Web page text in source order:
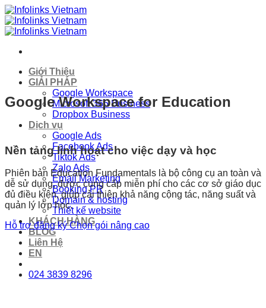
Skip
to
content
Giới Thiệu
GIẢI PHÁP
Google Workspace
Microsoft 365 Business
Dropbox Business
Dịch vụ
Google Ads
Facebook Ads
Tiktok Ads
Zalo Ads
Email Marketing
Booking PR
Domain & hosting
Thiết kế website
KHÁCH HÀNG
BLOG
Liên Hệ
EN
024 3839 8296
Google Workspace for Education
Nền tảng linh hoạt cho việc dạy và học
Phiên bản Education Fundamentals là bộ công cụ an toàn và
dễ sử dụng, được cung cấp miễn phí cho các cơ sở giáo dục
đủ điều kiện, giúp cải thiện khả năng cộng tác, năng suất và
quản lý lớp học.
Hỗ trợ đăng ký Chọn gói nâng cao